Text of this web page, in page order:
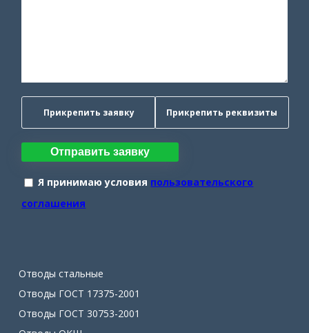
Прикрепить заявку Прикрепить реквизиты
Отправить заявку
Я принимаю условия пользовательского
соглашения
Отводы стальные
Отводы ГОСТ 17375-2001
Отводы ГОСТ 30753-2001